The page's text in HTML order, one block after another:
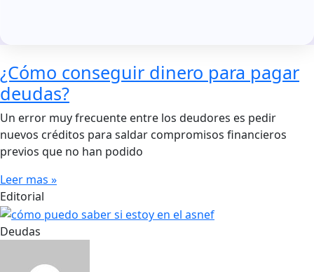
¿Cómo conseguir dinero para pagar
deudas?
Un error muy frecuente entre los deudores es pedir
nuevos créditos para saldar compromisos financieros
previos que no han podido
Leer mas »
Editorial
Deudas